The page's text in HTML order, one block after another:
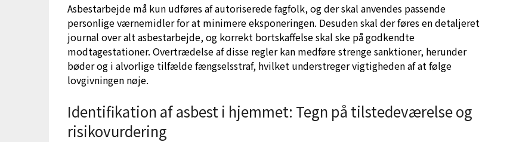
Asbestarbejde må kun udføres af autoriserede fagfolk, og der skal anvendes passende
personlige værnemidler for at minimere eksponeringen. Desuden skal der føres en detaljeret
journal over alt asbestarbejde, og korrekt bortskaffelse skal ske på godkendte
modtagestationer. Overtrædelse af disse regler kan medføre strenge sanktioner, herunder
bøder og i alvorlige tilfælde fængselsstraf, hvilket understreger vigtigheden af at følge
lovgivningen nøje.
Identifikation af asbest i hjemmet: Tegn på tilstedeværelse og
risikovurdering